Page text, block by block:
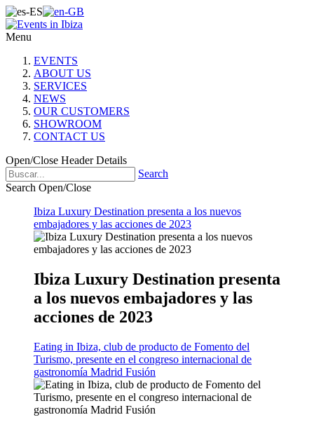
Menu
EVENTS
ABOUT US
SERVICES
NEWS
OUR CUSTOMERS
SHOWROOM
CONTACT US
Open/Close Header Details
Search
Search Open/Close
Ibiza Luxury Destination presenta a los nuevos
embajadores y las acciones de 2023
Ibiza Luxury Destination presenta
a los nuevos embajadores y las
acciones de 2023
Eating in Ibiza, club de producto de Fomento del
Turismo, presente en el congreso internacional de
gastronomía Madrid Fusión